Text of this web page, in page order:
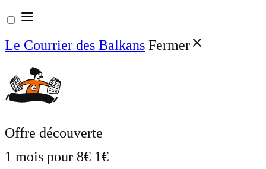
Aller
au
contenu
Le Courrier des Balkans Fermer
Offre découverte
1 mois pour 8€ 1€